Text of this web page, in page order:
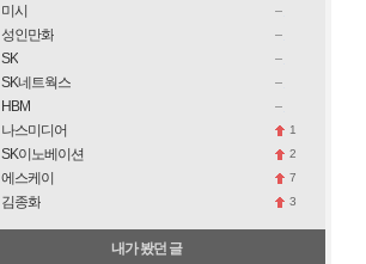
미시
성인만화
SK
SK네트웍스
HBM
나스미디어
1
SK이노베이션
2
에스케이
7
김종화 3
내가 봤던 글